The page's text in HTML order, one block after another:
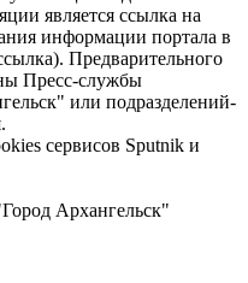
является ссылка на
информации портала в
Предварительного
Пресс-службы
или подразделений-
сервисов Sputnik и
Архангельск"